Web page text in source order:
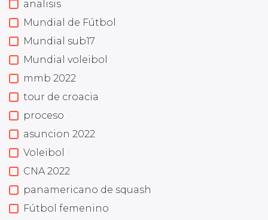
analisis
Mundial de Fútbol
Mundial sub17
Mundial voleibol
mmb 2022
tour de croacia
proceso
asuncion 2022
Voleibol
CNA 2022
panamericano de squash
Fútbol femenino